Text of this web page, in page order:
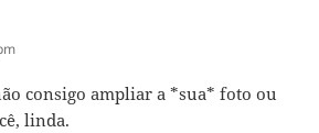
consigo ampliar a *sua* foto ou
linda.